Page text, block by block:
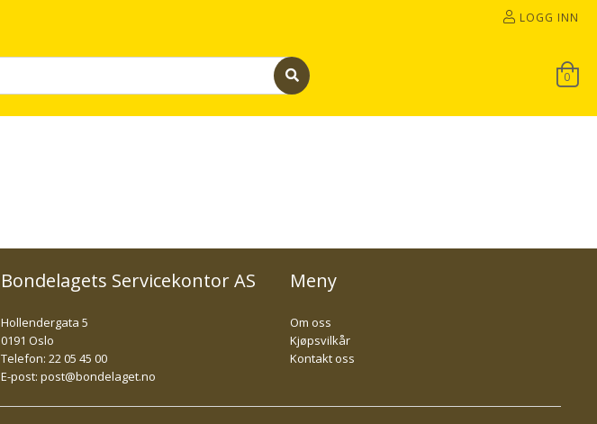
LOGG INN
0
Bondelagets Servicekontor AS
Hollendergata 5
0191 Oslo
Telefon: 22 05 45 00
E-post: post@bondelaget.no
Meny
Om oss
Kjøpsvilkår
Kontakt oss